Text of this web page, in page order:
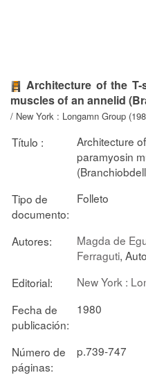
Architecture of the
muscles of an annelid
/ New York : Longamn Group
Título :
Architecture
paramyosin
Tipo de
documento:
Folleto
Autores: Magda de
Ferraguti,
Editorial:
New York :
Fecha de
publicación:
1980
Número de
páginas:
p.739-747